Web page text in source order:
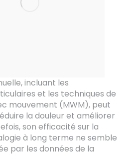
incluant les
et les techniques de
mouvement (MWM), peut
la douleur et améliorer
son efficacité sur la
à long terme ne semble
par les données de la